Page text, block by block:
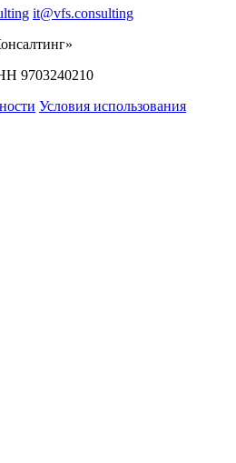
it@vfs.consulting
9703240210
Условия использования